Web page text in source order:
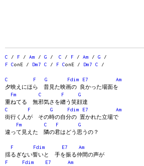
C / F / Am / G / C / F / Am / G /
F
ConE / Dm7 C / F ConE / Dm7 C /
C F G Fdim E7
Am
夕映えにほら 昔見た映画の 良かった場面を
Fm
C F
G
重ねてる 無邪気さを纏う笑顔達
C
F G Fdim E7
Am
街行く人が その時の自分の 置かれた立場で
Fm
C F
G
違って見えた 隣の君はどう思うの？
F Fdim E7
Am
揺るぎない誓いと 手を振る仲間の声が
F
Fdim E7
Am